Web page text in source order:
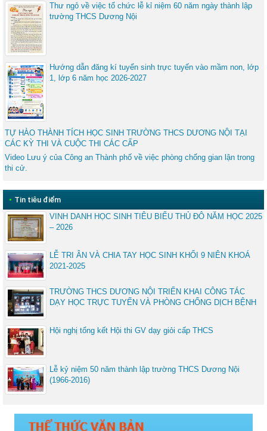
Thư ngỏ về việc tổ chức lễ kỉ niệm 60 năm ngày thành lập
trường THCS Dương Nội
Hướng dẫn đăng kí tuyển sinh trực tuyến vào mầm non, lớp
1, lớp 6 năm học 2026-2027
TỰ HÀO THÀNH TÍCH HỌC SINH TRƯỜNG THCS DƯƠNG NỘI TẠI
CÁC KỲ THI VÀ CUỘC THI CÁC CẤP
Video Lưu ý của Công an Thành phố về việc phòng chống gian lận trong
thi cử.
• Tin tiêu điểm
VINH DANH HỌC SINH TIÊU BIỂU THỦ ĐÔ NĂM HỌC 2025
– 2026
LỄ TRI ÂN VÀ CHIA TAY HỌC SINH KHỐI 9 NIÊN KHOÁ
2021-2025
TRƯỜNG THCS DƯƠNG NỘI TRIỂN KHAI CÔNG TÁC
DẠY HỌC TRỰC TUYẾN VÀ PHÒNG CHỐNG DỊCH BỆNH
Hội nghị tổng kết Hội thi GV dạy giỏi cấp THCS
Lễ kỷ niệm 50 năm thành lập trường THCS Dương Nội
(1966-2016)